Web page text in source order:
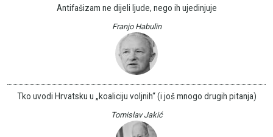
Antifašizam ne dijeli ljude, nego ih ujedinjuje
Franjo Habulin
Tko uvodi Hrvatsku u „koaliciju voljnih“ (i još mnogo drugih pitanja)
Tomislav Jakić